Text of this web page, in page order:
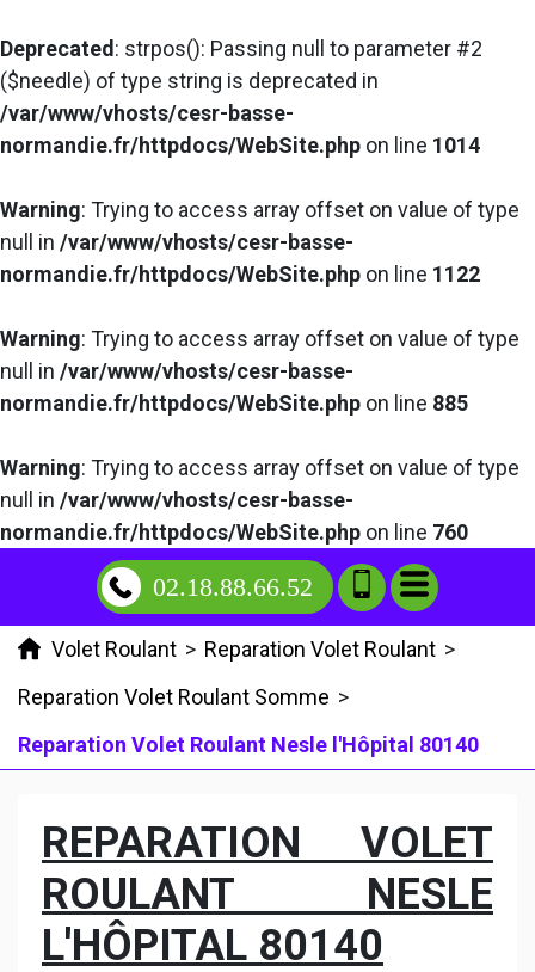
Deprecated : strpos(): Passing null to parameter #2
($needle) of type string is deprecated in
/var/www/vhosts/cesr-basse-
normandie.fr/httpdocs/WebSite.php on line 1014
Warning: Trying to access array offset on value of type
null in /var/www/vhosts/cesr-basse-
normandie.fr/httpdocs/WebSite.php on line 1122
Warning: Trying to access array offset on value of type
null in /var/www/vhosts/cesr-basse-
normandie.fr/httpdocs/WebSite.php on line 885
Warning: Trying to access array offset on value of type
null in /var/www/vhosts/cesr-basse-
normandie.fr/httpdocs/WebSite.php on line 760
02.18.88.66.52
Volet Roulant > Reparation Volet Roulant >
Reparation Volet Roulant Somme >
Reparation Volet Roulant Nesle l'Hôpital 80140
REPARATION VOLET
ROULANT NESLE
L'HÔPITAL 80140